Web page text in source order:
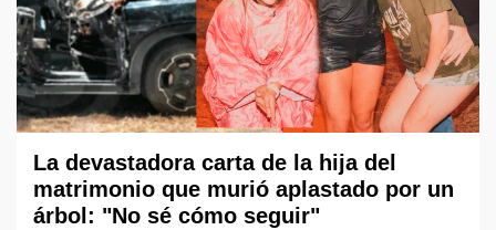
La devastadora carta de la hija del
matrimonio que murió aplastado por un
árbol: "No sé cómo seguir"